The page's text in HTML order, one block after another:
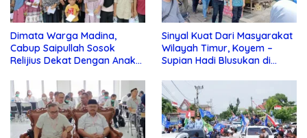
Dimata Warga Madina,
Cabup Saipullah Sosok
Relijius Dekat Dengan Anak
Sinyal Kuat Dari Masyarakat
Wilayah Timur, Koyem –
Supian Hadi Blusukan di